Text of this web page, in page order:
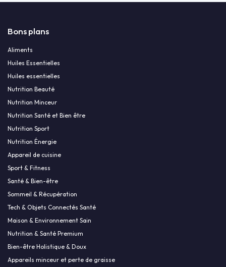
Bons plans
Aliments
Huiles Essentielles
Huiles essentielles
Nutrition Beauté
Nutrition Minceur
Nutrition Santé et Bien être
Nutrition Sport
Nutrition Énergie
Appareil de cuisine
Sport & Fitness
Santé & Bien-être
Sommeil & Récupération
Tech & Objets Connectés Santé
Maison & Environnement Sain
Nutrition & Santé Premium
Bien-être Holistique & Doux
Appareils minceur et perte de graisse